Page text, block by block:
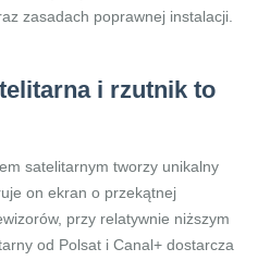
zasadach poprawnej instalacji.
i rzutnik to
satelitarnym tworzy unikalny
on ekran o przekątnej
przy relatywnie niższym
od Polsat i Canal+ dostarcza